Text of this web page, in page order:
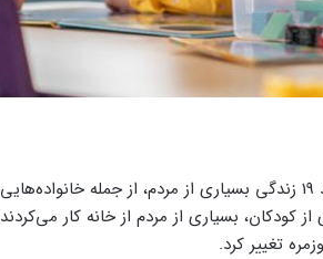
تحقیقات قبلی گزارش داده است که قرنطینه‌های مرتبط با پاندمی کوید 19 زندگی بسیاری از مردم، از جمله خانواده‌هایی
کودکان، بسیاری از مردم از خانه کار می‌کردند
تغییر کرد.